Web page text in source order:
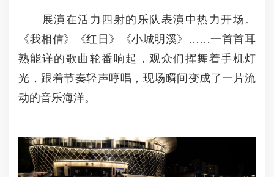
展演在活力四射的乐队表演中热力开场。
《我相信》《红日》《小城明溪》……一首首耳
熟能详的歌曲轮番响起，观众们挥舞着手机灯
光，跟着节奏轻声哼唱，现场瞬间变成了一片流
动的音乐海洋。